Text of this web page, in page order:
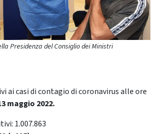
Presidenza del Consiglio dei Ministri
ai casi di contagio di coronavirus alle ore
maggio 2022.
1.007.863